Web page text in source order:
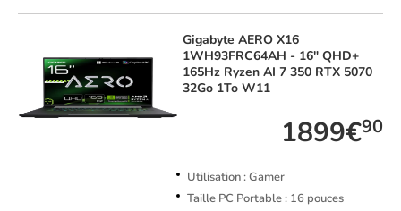
Gigabyte AERO X16
1WH93FRC64AH - 16" QHD+
165Hz Ryzen AI 7 350 RTX 5070
32Go 1To W11
1899€90
Utilisation : Gamer
Taille PC Portable : 16 pouces